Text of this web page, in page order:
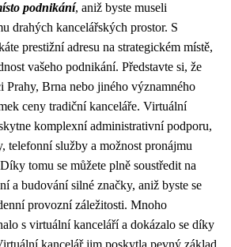
podnikání, aniž byste museli
drahých kancelářských prostor. S
prestižní adresu na strategickém místě,
vašeho podnikání. Představte si, že
Prahy, Brna nebo jiného významného
ceny tradiční kanceláře. Virtuální
komplexní administrativní podporu,
telefonní služby a možnost pronájmu
tomu se můžete plně soustředit na
a budování silné značky, aniž byste se
provozní záležitosti. Mnoho
s virtuální kanceláří a dokázalo se díky
kancelář jim poskytla pevný základ